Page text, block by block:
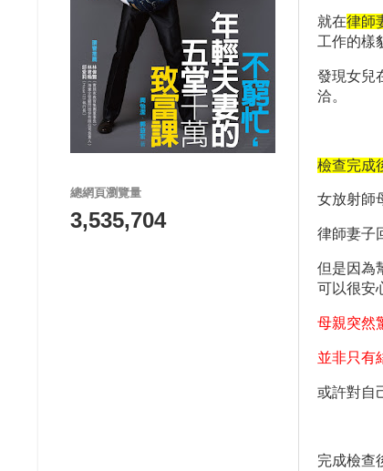
就在律師
工作的樣
發現女兒
洽。
檢查完成
女放射師
律師妻子
但是因為
可以很安
母親突然
並非只有
或許對自
完成檢查
總網頁瀏覽量
3,535,704